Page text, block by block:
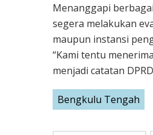
Menanggapi
segera melakukan
maupun instansi
“Kami tentu
menjadi catatan
Bengkulu Tengah